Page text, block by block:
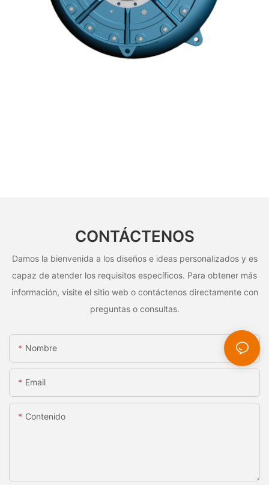
CONTÁCTENOS
Damos la bienvenida a los diseños e ideas personalizados y es
capaz de atender los requisitos específicos. Para obtener más
información, visite el sitio web o contáctenos directamente con
preguntas o consultas.
Nombre
Email
Contenido